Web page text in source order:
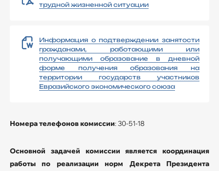
трудной жизненной ситуации
Информация о подтверждении занятости
гражданами, работающими или
получающими образование в дневной
форме получения образования на
территории государств участников
Евразийского экономического союза
Номера телефонов комиссии: 30-51-18
Основной задачей комиссии является координация
работы по реализации норм Декрета Президента